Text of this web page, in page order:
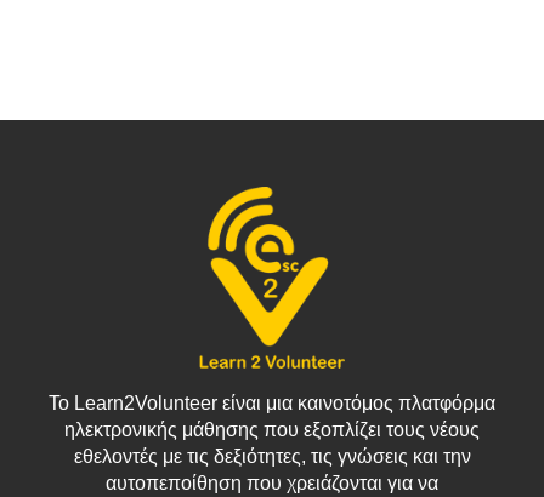
Το Learn2Volunteer είναι μια καινοτόμος πλατφόρμα
ηλεκτρονικής μάθησης που εξοπλίζει τους νέους
εθελοντές με τις δεξιότητες, τις γνώσεις και την
αυτοπεποίθηση που χρειάζονται για να